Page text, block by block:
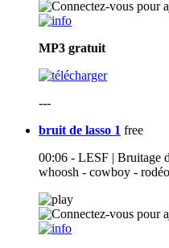
MP3 gratuit
---
bruit de lasso 1 free
00:06 - LESF | Bruitage
whoosh - cowboy -